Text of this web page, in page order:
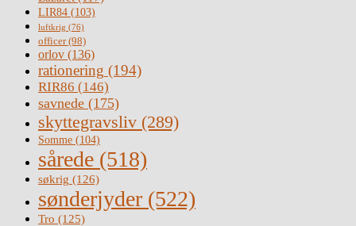
LIR84 (103)
luftkrig (76)
officer(98)
orlov (136)
rationering (194)
RIR86 (146)
savnede (175)
skyttegravsliv (289)
Somme (104)
sårede (518)
søkrig (126)
sønderjyder (522)
Tro (125)